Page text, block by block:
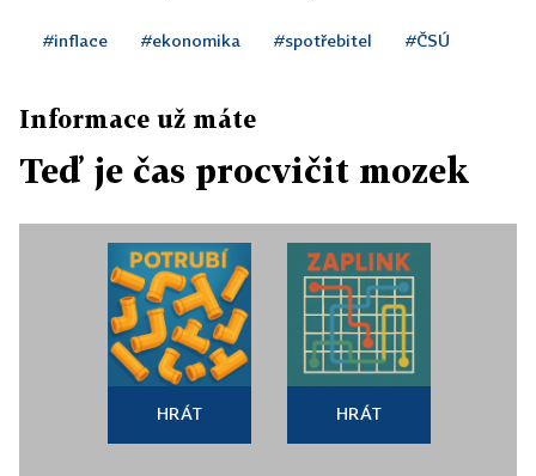
#inflace #ekonomika #spotřebitel #ČSÚ
Informace už máte
Teď je čas procvičit mozek
HRÁT HRÁT